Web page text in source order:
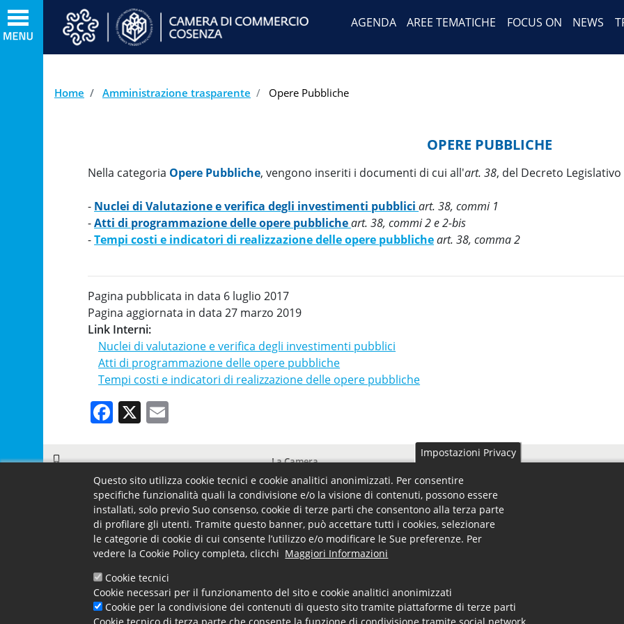
al
principale
AGENDA AREE TEMATICHE FOCUS ON NEWS
Home Amministrazione trasparente Opere Pubbliche
OPERE PUBBLICHE
Nella categoria Opere Pubbliche, vengono inseriti i documenti di cui all'art. 38, del Decreto Legislativo
- Nuclei di Valutazione e verifica degli investimenti pubbliciart. 38, commi 1
-Atti di programmazione delle opere pubblicheart. 38, commi 2 e 2-bis
-Tempi costi e indicatori di realizzazione delle opere pubblicheart. 38, comma 2
Pagina pubblicata in data 6 luglio 2017
Pagina aggiornata in data 27 marzo 2019
Link Interni
Nuclei di valutazione e verifica degli investimenti pubblici
Atti di programmazione delle opere pubbliche
Tempi costi e indicatori di realizzazione delle opere pubbliche
Facebook
X
Footer menu Camera - Footer Menu
La Camera
Carta dei Servizi
Accessibilità
Contatti e orari
Uffici - Footer Menu
Uffici
Diritto Annuale
Brevetti e marchi
Camera arbitrale
Camera di Commercio di Cosenza, P.IVA. 01089970782 -
Footer Right
Trasparenza URP Moduli Mappa Elenco Siti Tematici Privacy Note Legali Link utili Accesso Backoffice
Impostazioni Privacy
Questo sito utilizza cookie tecnici e cookie analitici anonimizzati. Per consentire
specifiche funzionalità quali la condivisione e/o la visione di contenuti, possono essere
installati, solo previo Suo consenso, cookie di terze parti che consentono alla terza parte
di profilare gli utenti. Tramite questo banner, può accettare tutti i cookies, selezionare
le categorie di cookie di cui consente l’utilizzo e/o modificare le Sue preferenze. Per
vedere la Cookie Policy completa, clicchi Maggiori Informazioni
Cookie tecnici
Cookie necessari per il funzionamento del sito e cookie analitici anonimizzati
Cookie per la condivisione dei contenuti di questo sito tramite piattaforme di terze parti